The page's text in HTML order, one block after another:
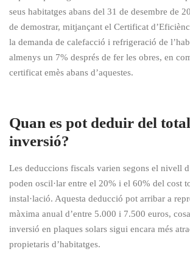
seus habitatges abans del 31 de desembre de
de demostrar, mitjançant el Certificat
la demanda de calefacció i refrigeració de
almenys un 7% després de fer les obres, en
certificat emès abans d’aquestes.
Quan es pot deduir del
inversió?
Les deduccions fiscals varien segons el nivell
poden oscil·lar entre el 20% i el 60% del cost
instal·lació. Aquesta deducció pot arribar a
màxima anual d’entre 5.000 i 7.500 euros,
inversió en plaques solars sigui encara més
propietaris d’habitatges.